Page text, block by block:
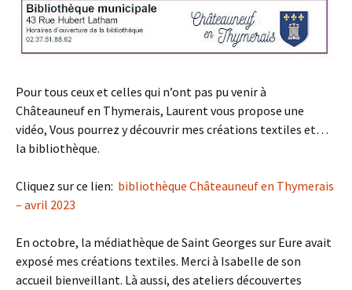
Pour tous ceux et celles qui n’ont pas pu venir à
Châteauneuf en Thymerais, Laurent vous propose une
vidéo, Vous pourrez y découvrir mes créations textiles et…
la bibliothèque.
Cliquez sur ce lien: bibliothèque Châteauneuf en Thymerais
– avril 2023
En octobre, la médiathèque de Saint Georges sur Eure avait
exposé mes créations textiles. Merci à Isabelle de son
accueil bienveillant. Là aussi, des ateliers découvertes